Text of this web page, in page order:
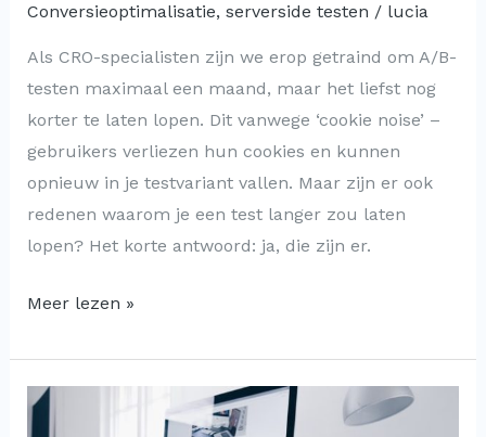
Conversieoptimalisatie, serverside testen / lucia
Als CRO-specialisten zijn we erop getraind om A/B-
testen maximaal een maand, maar het liefst nog
korter te laten lopen. Dit vanwege ‘cookie noise’ –
gebruikers verliezen hun cookies en kunnen
opnieuw in je testvariant vallen. Maar zijn er ook
redenen waarom je een test langer zou laten
lopen? Het korte antwoord: ja, die zijn er.
Meer lezen »
Usabilla